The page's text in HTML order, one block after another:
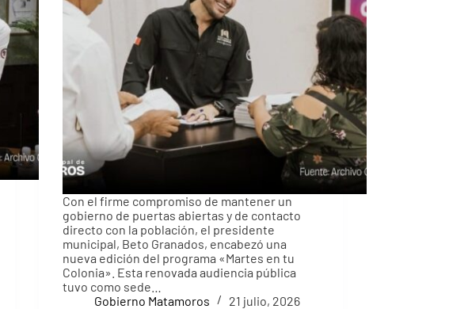
Con el firme compromiso de mantener un
gobierno de puertas abiertas y de contacto
directo con la población, el presidente
municipal, Beto Granados, encabezó una
nueva edición del programa «Martes en tu
Colonia». Esta renovada audiencia pública
tuvo como sede…
Gobierno Matamoros
21 julio, 2026